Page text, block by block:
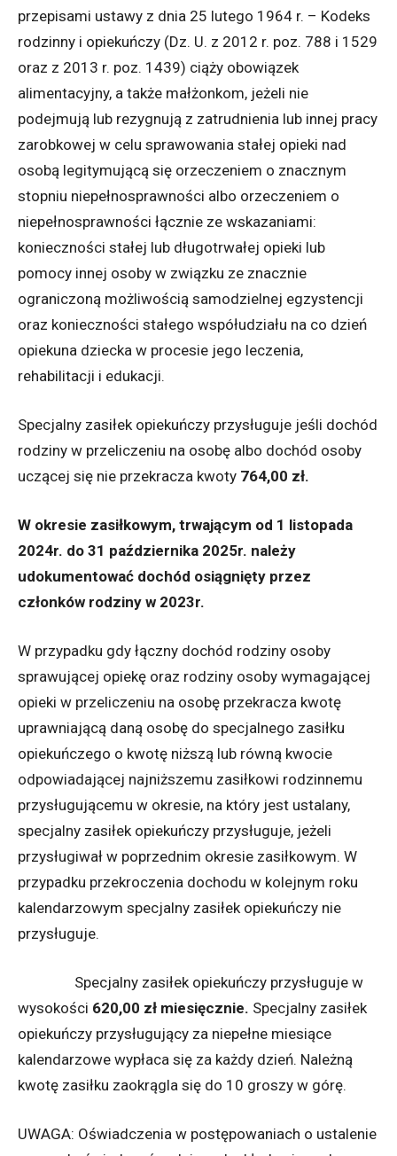
przepisami ustawy z dnia 25 lutego 1964 r. – Kodeks
rodzinny i opiekuńczy (Dz. U. z 2012 r. poz. 788 i 1529
oraz z 2013 r. poz. 1439) ciąży obowiązek
alimentacyjny, a także małżonkom, jeżeli nie
podejmują lub rezygnują z zatrudnienia lub innej pracy
zarobkowej w celu sprawowania stałej opieki nad
osobą legitymującą się orzeczeniem o znacznym
stopniu niepełnosprawności albo orzeczeniem o
niepełnosprawności łącznie ze wskazaniami:
konieczności stałej lub długotrwałej opieki lub
pomocy innej osoby w związku ze znacznie
ograniczoną możliwością samodzielnej egzystencji
oraz konieczności stałego współudziału na co dzień
opiekuna dziecka w procesie jego leczenia,
rehabilitacji i edukacji.
Specjalny zasiłek opiekuńczy przysługuje jeśli dochód
rodziny w przeliczeniu na osobę albo dochód osoby
uczącej się nie przekracza kwoty 764,00 zł.
W okresie zasiłkowym, trwającym od 1 listopada
2024r. do 31 października 2025r. należy
udokumentować dochód osiągnięty przez
członków rodziny w 2023r.
W przypadku gdy łączny dochód rodziny osoby
sprawującej opiekę oraz rodziny osoby wymagającej
opieki w przeliczeniu na osobę przekracza kwotę
uprawniającą daną osobę do specjalnego zasiłku
opiekuńczego o kwotę niższą lub równą kwocie
odpowiadającej najniższemu zasiłkowi rodzinnemu
przysługującemu w okresie, na który jest ustalany,
specjalny zasiłek opiekuńczy przysługuje, jeżeli
przysługiwał w poprzednim okresie zasiłkowym. W
przypadku przekroczenia dochodu w kolejnym roku
kalendarzowym specjalny zasiłek opiekuńczy nie
przysługuje.
Specjalny zasiłek opiekuńczy przysługuje w
wysokości 620,00 zł miesięcznie. Specjalny zasiłek
opiekuńczy przysługujący za niepełne miesiące
kalendarzowe wypłaca się za każdy dzień. Należną
kwotę zasiłku zaokrągla się do 10 groszy w górę.
UWAGA: Oświadczenia w postępowaniach o ustalenie